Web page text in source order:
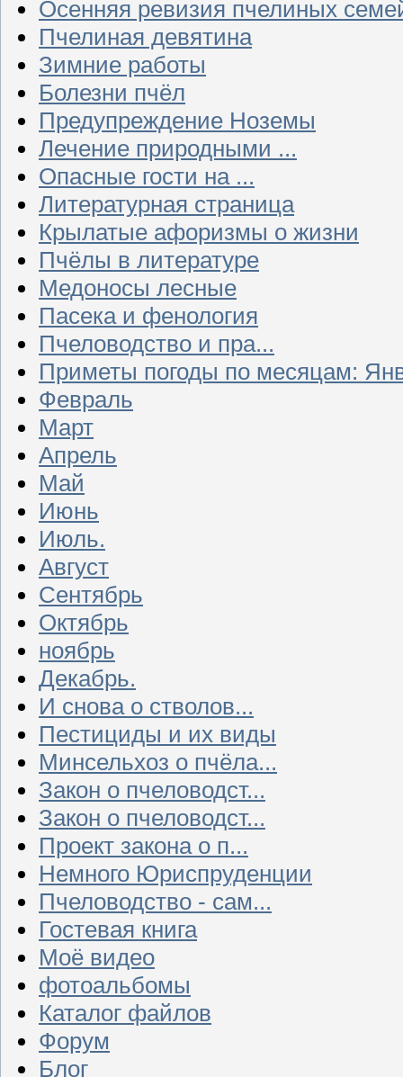
Осенняя ревизия пчелиных
Пчелиная девятина
Зимние работы
Болезни пчёл
Предупреждение Ноземы
Лечение природными ...
Опасные гости на ...
Литературная страница
Крылатые афоризмы о жизни
Пчёлы в литературе
Медоносы лесные
Пасека и фенология
Пчеловодство и пра...
Приметы погоды по месяцам:
Февраль
Март
Апрель
Май
Июнь
Июль.
Август
Сентябрь
Октябрь
ноябрь
Декабрь.
И снова о стволов...
Пестициды и их виды
Минсельхоз о пчёла...
Закон о пчеловодст...
Закон о пчеловодст...
Проект закона о п...
Немного Юриспруденции
Пчеловодство - сам...
Гостевая книга
Моё видео
фотоальбомы
Каталог файлов
Форум
Блог